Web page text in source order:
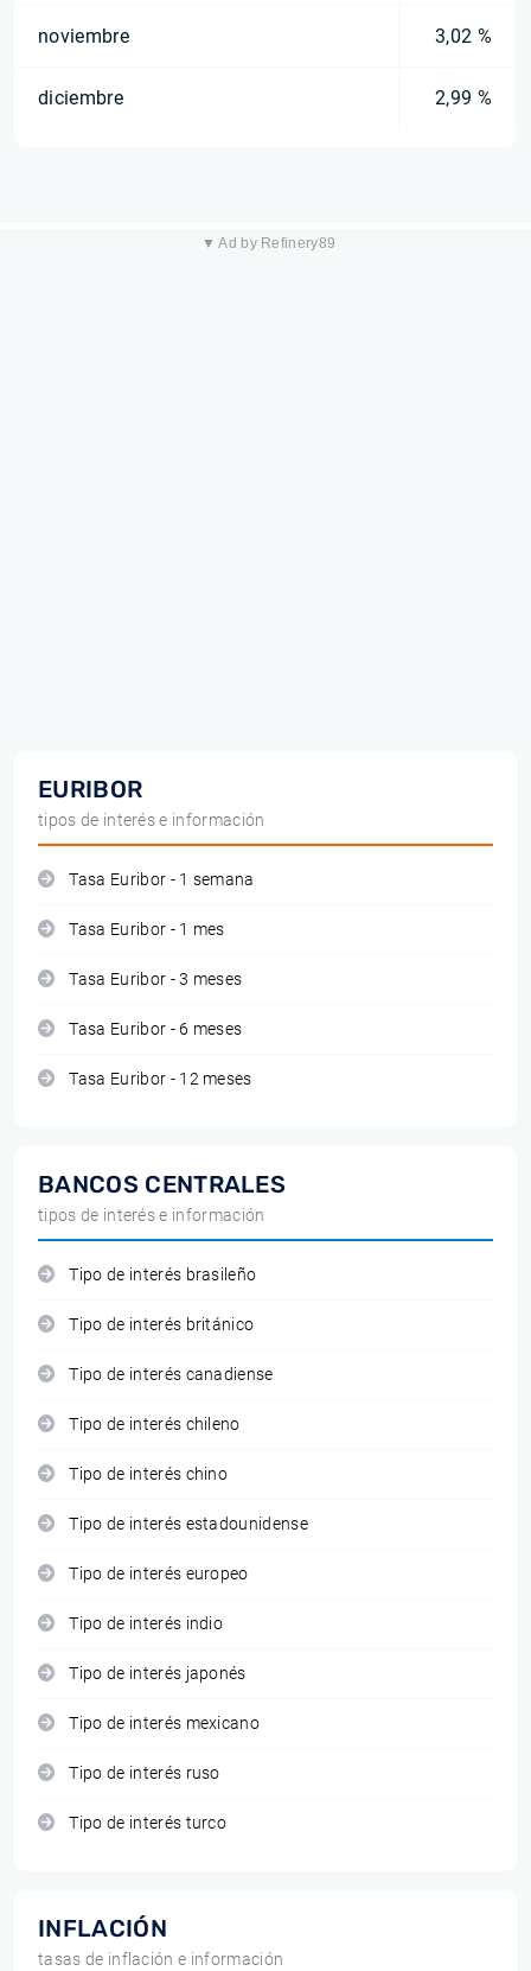
noviembre 3,02 %
diciembre 2,99 %
▼ Ad by Refinery89
EURIBOR
tipos de interés e información
Tasa Euribor - 1 semana
Tasa Euribor - 1 mes
Tasa Euribor - 3 meses
Tasa Euribor - 6 meses
Tasa Euribor - 12 meses
BANCOS CENTRALES
tipos de interés e información
Tipo de interés brasileño
Tipo de interés británico
Tipo de interés canadiense
Tipo de interés chileno
Tipo de interés chino
Tipo de interés estadounidense
Tipo de interés europeo
Tipo de interés indio
Tipo de interés japonés
Tipo de interés mexicano
Tipo de interés ruso
Tipo de interés turco
INFLACIÓN
tasas de inflación e información